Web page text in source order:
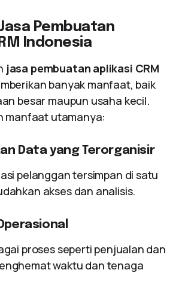
Pembuatan
Indonesia
jasa pembuatan aplikasi CRM
banyak manfaat, baik
besar maupun usaha kecil.
manfaat utamanya:
Data yang Terorganisir
pelanggan tersimpan di satu
akses dan analisis.
proses seperti penjualan dan
waktu dan tenaga